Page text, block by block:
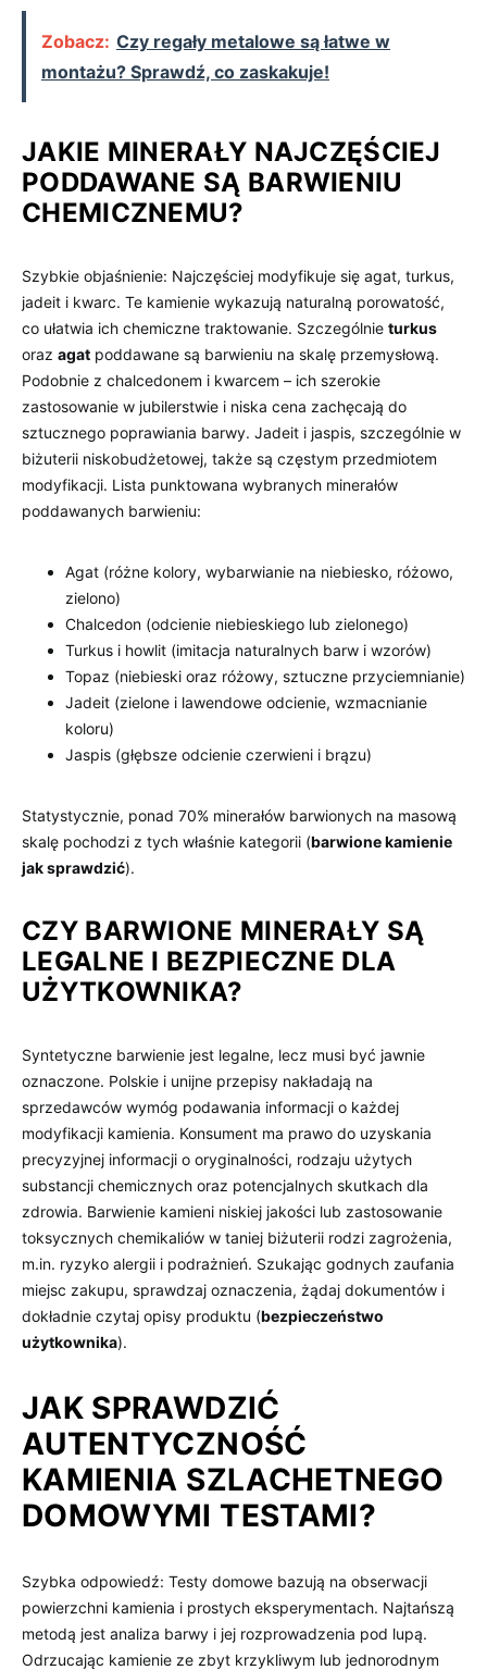
Zobacz: Czy regały metalowe są łatwe w
montażu? Sprawdź, co zaskakuje!
JAKIE MINERAŁY NAJCZĘŚCIEJ
PODDAWANE SĄ BARWIENIU
CHEMICZNEMU?
Szybkie objaśnienie: Najczęściej modyfikuje się agat, turkus,
jadeit i kwarc. Te kamienie wykazują naturalną porowatość,
co ułatwia ich chemiczne traktowanie. Szczególnie turkus
oraz agat poddawane są barwieniu na skalę przemysłową.
Podobnie z chalcedonem i kwarcem – ich szerokie
zastosowanie w jubilerstwie i niska cena zachęcają do
sztucznego poprawiania barwy. Jadeit i jaspis, szczególnie w
biżuterii niskobudżetowej, także są częstym przedmiotem
modyfikacji. Lista punktowana wybranych minerałów
poddawanych barwieniu:
Agat (różne kolory, wybarwianie na niebiesko, różowo,
zielono)
Chalcedon (odcienie niebieskiego lub zielonego)
Turkus i howlit (imitacja naturalnych barw i wzorów)
Topaz (niebieski oraz różowy, sztuczne przyciemnianie)
Jadeit (zielone i lawendowe odcienie, wzmacnianie
koloru)
Jaspis (głębsze odcienie czerwieni i brązu)
Statystycznie, ponad 70% minerałów barwionych na masową
skalę pochodzi z tych właśnie kategorii (barwione kamienie
jak sprawdzić).
CZY BARWIONE MINERAŁY SĄ
LEGALNE I BEZPIECZNE DLA
UŻYTKOWNIKA?
Syntetyczne barwienie jest legalne, lecz musi być jawnie
oznaczone. Polskie i unijne przepisy nakładają na
sprzedawców wymóg podawania informacji o każdej
modyfikacji kamienia. Konsument ma prawo do uzyskania
precyzyjnej informacji o oryginalności, rodzaju użytych
substancji chemicznych oraz potencjalnych skutkach dla
zdrowia. Barwienie kamieni niskiej jakości lub zastosowanie
toksycznych chemikaliów w taniej biżuterii rodzi zagrożenia,
m.in. ryzyko alergii i podrażnień. Szukając godnych zaufania
miejsc zakupu, sprawdzaj oznaczenia, żądaj dokumentów i
dokładnie czytaj opisy produktu (bezpieczeństwo
użytkownika).
JAK SPRAWDZIĆ
AUTENTYCZNOŚĆ
KAMIENIA SZLACHETNEGO
DOMOWYMI TESTAMI?
Szybka odpowiedź: Testy domowe bazują na obserwacji
powierzchni kamienia i prostych eksperymentach. Najtańszą
metodą jest analiza barwy i jej rozprowadzenia pod lupą.
Odrzucając kamienie ze zbyt krzykliwym lub jednorodnym